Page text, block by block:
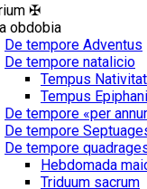
✠
obdobia
De tempore Adventus
De tempore natalicio
Tempus
Tempus
De tempore «per
De tempore
De tempore
Hebdomada
Triduum sacrum